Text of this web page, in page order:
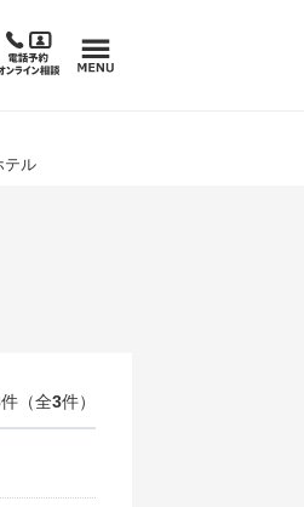
テル
件（全3件）